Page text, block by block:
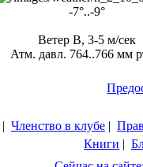
-7°..-9°
Ветер В, 3-5 м/сек
Атм. давл. 764..766 мм
| Членство в клубе |
Книги |